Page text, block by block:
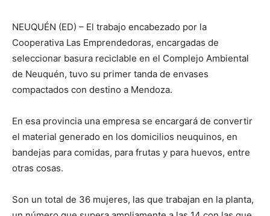
NEUQUÉN (ED) – El trabajo encabezado por la
Cooperativa Las Emprendedoras, encargadas de
seleccionar basura reciclable en el Complejo Ambiental
de Neuquén, tuvo su primer tanda de envases
compactados con destino a Mendoza.
En esa provincia una empresa se encargará de convertir
el material generado en los domicilios neuquinos, en
bandejas para comidas, para frutas y para huevos, entre
otras cosas.
Son un total de 36 mujeres, las que trabajan en la planta,